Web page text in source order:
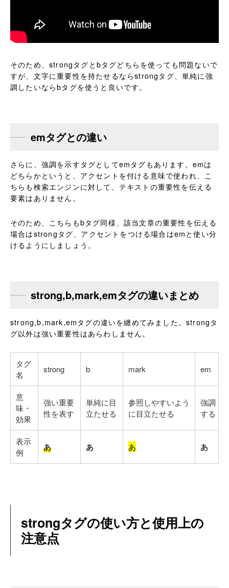
そのため、strongタグとbタグどちらを使っても問題ないで
すが、文字に重要性を持たせるならstrongタグ、単純に強
調したいならbタグを使うと良いです。
emタグとの違い
さらに、強調を示すタグとしてemタグもあります。emは
どちらかというと、アクセントを付ける意味で使われ、こ
ちらも検索エンジンに対して、テキストの重要性を伝える
要素はありません。
そのため、こちらもbタグ同様、該当文章の重要性を伝える
場合はstrongタグ、アクセントをつける場合はemと使い分
けるようにしましょう。
strong,b,mark,emタグの違いまとめ
strong,b,mark,emタグの違いを纏めてみました。strongタ
グ以外は強い重要性はあらわしません。
タグ
名
strong b mark em
意
味・
効果
強い重要
性を表す
単純に目
立たせる
参照しやすいよう
に目立たせる
強調
する
表示
例
あ あ あ あ
strongタグの使い方と使用上の
注意点